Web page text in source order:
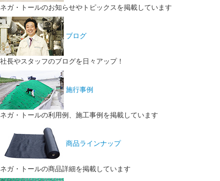
ネガ・トールのお知らせやトピックスを掲載しています
ブログ
社長やスタッフのブログを日々アップ！
施行事例
ネガ・トールの利用例、施工事例を掲載しています
商品ラインナップ
ネガ・トールの商品詳細を掲載しています